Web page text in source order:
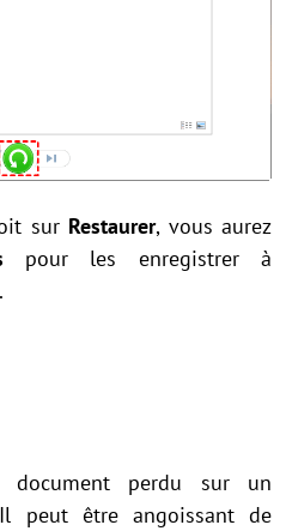
sur Restaurer, vous aurez
pour les enregistrer à
document perdu sur un
peut être angoissant de